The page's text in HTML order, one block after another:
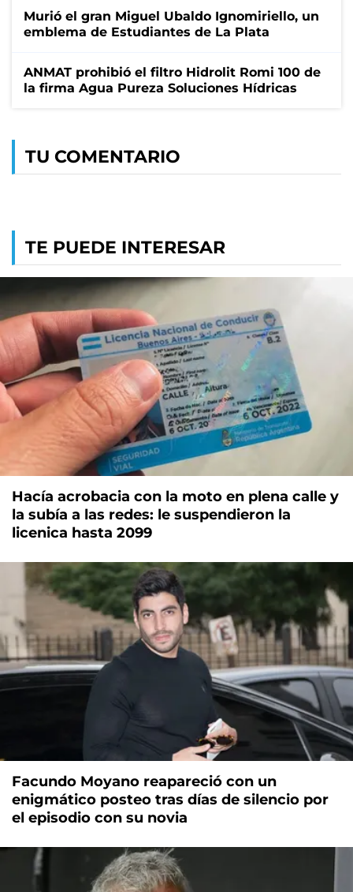
Murió el gran Miguel Ubaldo Ignomiriello, un
emblema de Estudiantes de La Plata
ANMAT prohibió el filtro Hidrolit Romi 100 de
la firma Agua Pureza Soluciones Hídricas
TU COMENTARIO
TE PUEDE INTERESAR
Hacía acrobacia con la moto en plena calle y
la subía a las redes: le suspendieron la
licenica hasta 2099
Facundo Moyano reapareció con un
enigmático posteo tras días de silencio por
el episodio con su novia